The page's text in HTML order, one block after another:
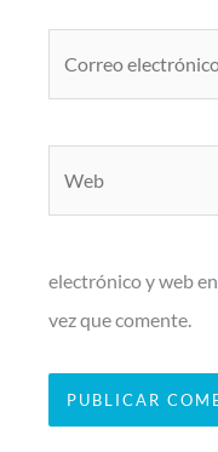
electrónico y web
vez que comente.